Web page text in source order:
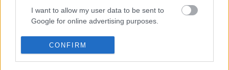
I want to allow my user data to be sent to
Google for online advertising purposes.
I want to allow Google to send me
personalized advertising.
CONFIRM
Nagyon halvány reménysugár a
Jericho-fanoknak
Van élet a halál után?